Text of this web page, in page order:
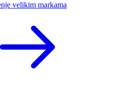
velikim markama